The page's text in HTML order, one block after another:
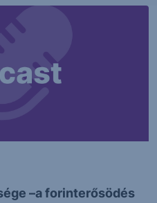
–a forinterősödés